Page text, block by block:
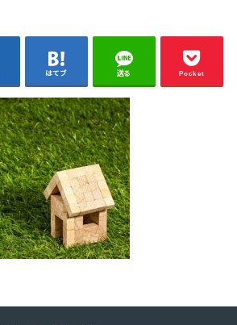
はてブ 送る Pocket